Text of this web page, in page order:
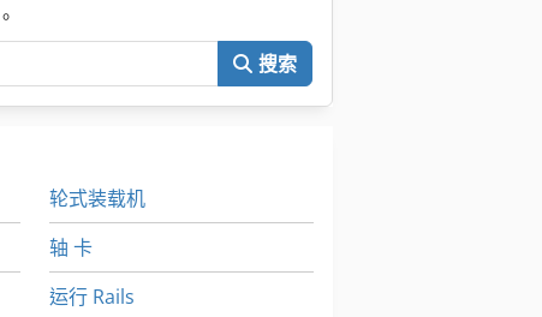
搜索
轮式装载机
轴 卡
运行 Rails